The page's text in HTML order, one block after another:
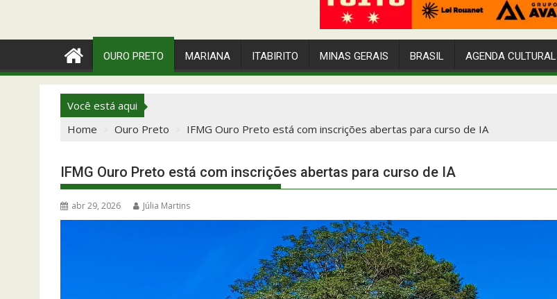
OURO PRETO MARIANA ITABIRITO MINAS GERAIS BRASIL AGENDA CULTURAL
Você está aqui
Home
Ouro Preto IFMG Ouro Preto está com inscrições abertas para curso de IA
IFMG Ouro Preto está com inscrições abertas para curso de IA
abr 29, 2026 Júlia Martins